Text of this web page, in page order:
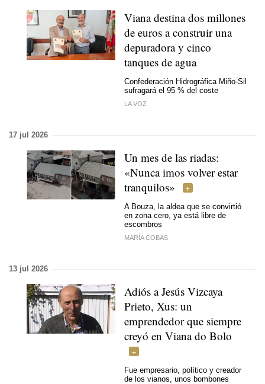
Viana destina dos millones
de euros a construir una
depuradora y cinco
tanques de agua
Confederación Hidrográfica Miño-Sil
sufragará el 95 % del coste
LA VOZ
17 jul 2026
Un mes de las riadas:
«Nunca imos volver estar
tranquilos»
A Bouza, la aldea que se convirtió
en zona cero, ya está libre de
escombros
MARÍA COBAS
13 jul 2026
Adiós a Jesús Vizcaya
Prieto, Xus: un
emprendedor que siempre
creyó en Viana do Bolo
Fue empresario, político y creador
de los vianos, unos bombones